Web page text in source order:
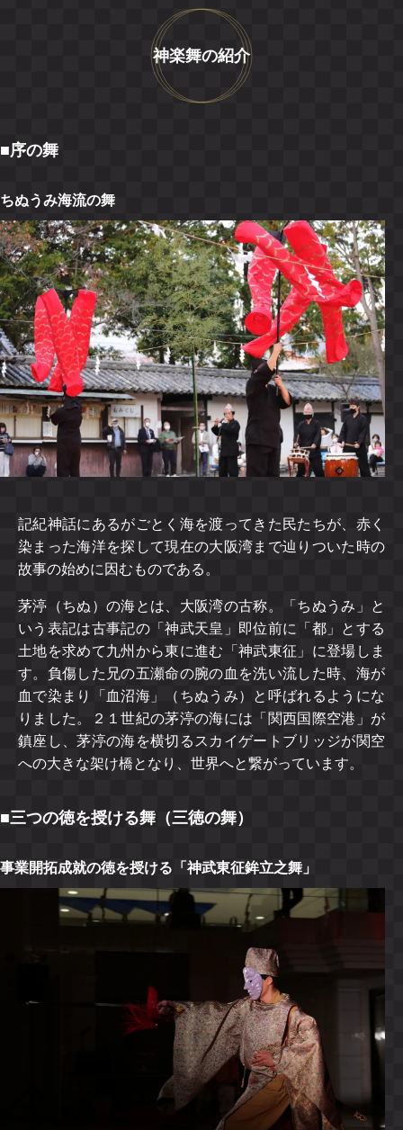
神楽舞の紹介
■序の舞
ちぬうみ海流の舞
記紀神話にあるがごとく海を渡ってきた民たちが、赤く
染まった海洋を探して現在の大阪湾まで辿りついた時の
故事の始めに因むものである。
茅渟（ちぬ）の海とは、大阪湾の古称。「ちぬうみ」と
いう表記は古事記の「神武天皇」即位前に「都」とする
土地を求めて九州から東に進む「神武東征」に登場しま
す。負傷した兄の五瀬命の腕の血を洗い流した時、海が
血で染まり「血沼海」（ちぬうみ）と呼ばれるようにな
りました。２１世紀の茅渟の海には「関西国際空港」が
鎮座し、茅渟の海を横切るスカイゲートブリッジが関空
への大きな架け橋となり、世界へと繋がっています。
■三つの徳を授ける舞（三徳の舞）
事業開拓成就の徳を授ける「神武東征鉾立之舞」